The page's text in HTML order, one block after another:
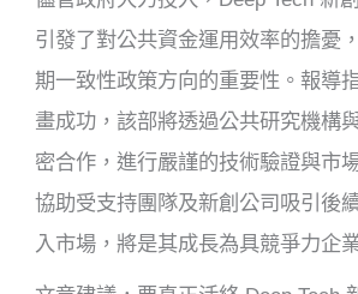
引發了對公共資金運用效率的擔憂
期一致性政策方向的重要性。報導
畫成功，該部將透過公共研究機構
密合作，進行嚴謹的技術驗證與市
協助受支持團隊及新創公司吸引後
入市場，將是其成長為具競爭力企